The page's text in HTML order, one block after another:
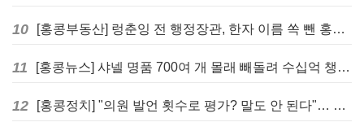
10 [홍콩부동산] 렁춘잉 전 행정장관, 한자 이름 쏙 뺀 홍콩 고급 아파트 단지들에 쓴소리
11 [홍콩뉴스] 샤넬 명품 700여 개 몰래 빼돌려 수십억 챙긴 직원 4년~7년형 선고
12 [홍콩정치] "의원 발언 횟수로 평가? 말도 안 된다"… 홍콩 입법회 의장의 일침